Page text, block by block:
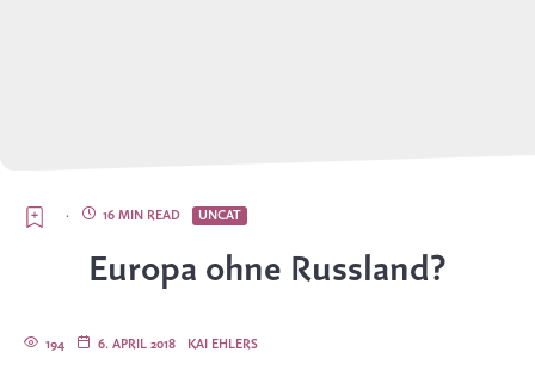
UNCAT
16 MIN READ
·
Europa ohne Russland?
KAI EHLERS
6. APRIL 2018
194